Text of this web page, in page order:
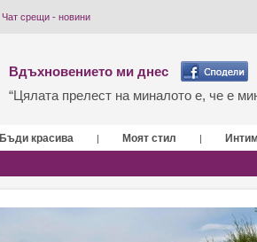
Чат срещи - новини
Вдъхновението ми днес
“Цялата прелест на миналото е, че е
Бъди красива | Моят стил |